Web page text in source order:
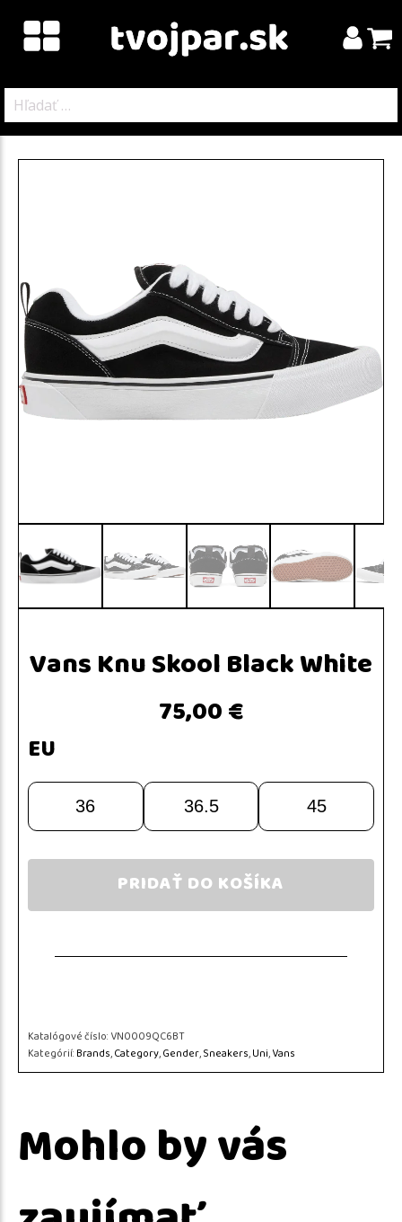
Vans Knu Skool Black White
75,00 €
EU
36 36.5 45
PRIDAŤ DO KOŠÍKA
Katalógové číslo:VN0009QC6BT
Kategórií:Brands,Category,Gender,Sneakers,Uni,Vans
Mohlo by vás